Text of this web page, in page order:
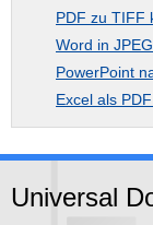
PDF zu TIFF
Word in
PowerPoint
Excel als
Universal